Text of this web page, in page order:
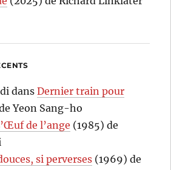
dansDernier train pour
Yeon Sang-ho
de l’ange (1985) de
si perverses (1969) de